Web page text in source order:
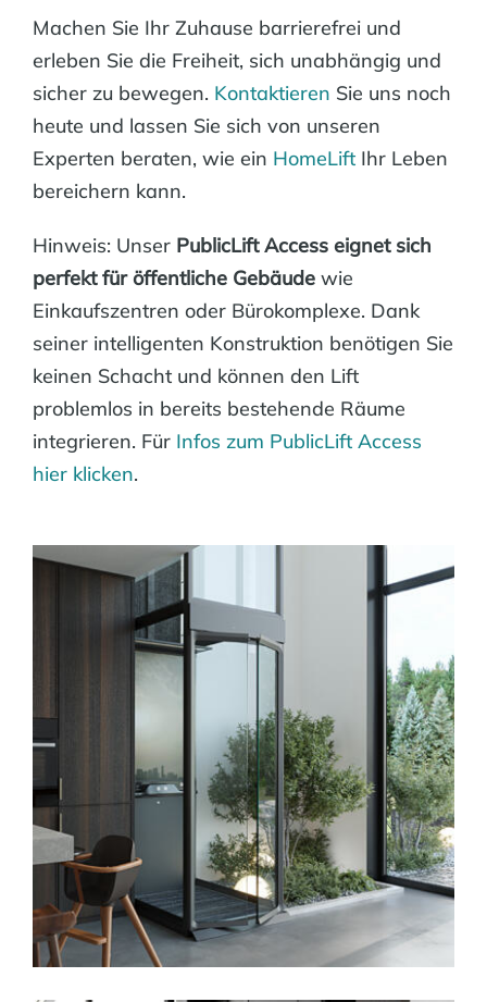
Machen Sie Ihr Zuhause barrierefrei und
erleben Sie die Freiheit, sich unabhängig und
sicher zu bewegen. Kontaktieren Sie uns noch
heute und lassen Sie sich von unseren
Experten beraten, wie ein HomeLiftIhr Leben
bereichern kann.
Hinweis: Unser PublicLift Access eignet sich
perfekt für öffentliche Gebäudewie
Einkaufszentren oder Bürokomplexe. Dank
seiner intelligenten Konstruktion benötigen Sie
keinen Schacht und können den Lift
problemlos in bereits bestehende Räume
integrieren. Für Infos zum PublicLift Access
hier klicken.